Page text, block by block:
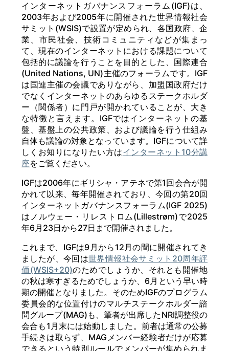
インターネットガバナンスフォーラム(IGF)は、
2003年および2005年に開催された世界情報社会
サミット(WSIS)で設置が定められ、各国政府、企
業、市民社会、技術コミュニティなどが集まっ
て、現在のインターネットにおける課題について
包括的に議論を行うことを目的とした、国際連合
(United Nations, UN)主催のフォーラムです。IGF
は国連主催の会議でありながら、加盟国政府だけ
でなくインターネットのあらゆるステークホルダ
ー（関係者）に門戸が開かれていることが、大き
な特徴と言えます。IGFではインターネットの基
盤、基盤上の公共政策、および議論を行う仕組み
自体も議論の対象となっています。IGFについて詳
しくお知りになりたい方はインターネット10分講
座をご覧ください。
IGFは2006年にギリシャ・アテネで第1回会合が開
かれて以来、毎年開催されており、今回の第20回
インターネットガバナンスフォーラム(IGF 2025)
はノルウェー・リレストロム(Lillestrøm)で2025
年6月23日から27日まで開催されました。
これまで、IGFは9月から12月の間に開催されてき
ましたが、今回は世界情報社会サミット20周年評
価(WSIS+20)のためでしょうか、それとも開催地
の秋は寒すぎるためでしょうか、6月という早い時
期の開催となりました。そのためIGFのプログラム
委員会的な位置付けのマルチステークホルダー諮
問グループ(MAG)も、筆者が出席したNRI調整役の
会合も1月末には始動しました。前者は通常の公募
手続きは取らず、MAGメンバー経験者だけが応募
できるという特別ルールでメンバーが集められま